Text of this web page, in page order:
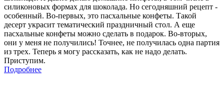
силиконовых формах для шоколада. Но сегодняшний рецепт -
особенный. Во-первых, это пасхальные конфеты. Такой
десерт украсит тематический праздничный стол. А еще
пасхальные конфеты можно сделать в подарок. Во-вторых,
они у меня не получились! Точнее, не получилась одна партия
из трех. Теперь я могу рассказать, как не надо делать.
Приступим.
Подробнее